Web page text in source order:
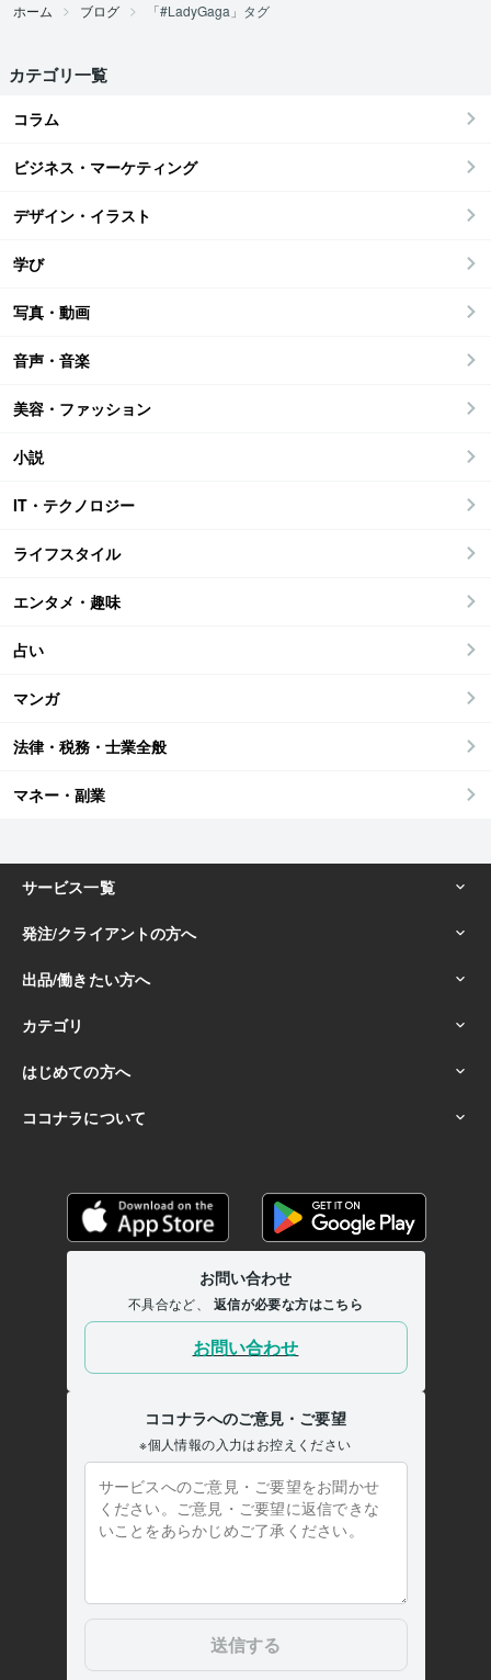
ホーム ブログ 「#LadyGaga」タグ
カテゴリ一覧
コラム
ビジネス・マーケティング
デザイン・イラスト
学び
写真・動画
音声・音楽
美容・ファッション
小説
IT・テクノロジー
ライフスタイル
エンタメ・趣味
占い
マンガ
法律・税務・士業全般
マネー・副業